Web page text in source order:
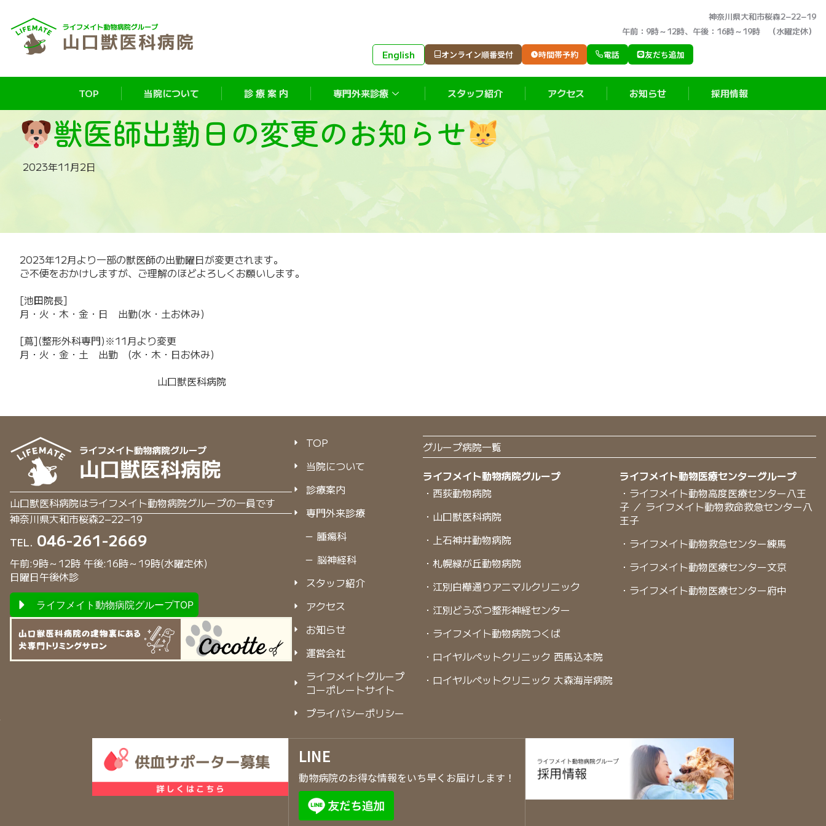
神奈川県大和市桜森2−22−19
午前：9時～12時、午後：16時～19時 （水曜定休）
English オンライン順番受付 時間帯予約 電話 友だち追加
TOP 当院について 診 療 案 内 専門外来診療 スタッフ紹介 アクセス お知らせ 採用情報
獣医師出勤日の変更のお知らせ
2023年11月2日
2023年12月より一部の獣医師の出勤曜日が変更されます。
ご不便をおかけしますが、ご理解のほどよろしくお願いします。
[池田院長]
月・火・木・金・日 出勤(水・土お休み)
[蔦](整形外科専門)※11月より変更
月・火・金・土 出勤 (水・木・日お休み)
山口獣医科病院
山口獣医科病院はライフメイト動物病院グループの一員です
神奈川県大和市桜森2−22−19
TEL. 046-261-2669
午前:9時～12時 午後:16時～19時(水曜定休)
日曜日午後休診
ライフメイト動物病院グループTOP
TOP
当院について
診療案内
専門外来診療
－ 腫瘍科
－ 脳神経科
スタッフ紹介
アクセス
お知らせ
運営会社
ライフメイトグループ
コーポレートサイト
プライバシーポリシー
グループ病院一覧
ライフメイト動物病院グループ
・西荻動物病院
・山口獣医科病院
・上石神井動物病院
・札幌緑が丘動物病院
・江別白樺通りアニマルクリニック
・江別どうぶつ整形神経センター
・ライフメイト動物病院つくば
・ロイヤルペットクリニック 西馬込本院
・ロイヤルペットクリニック 大森海岸病院
ライフメイト動物医療センターグループ
・ライフメイト動物高度医療センター八王
子 ／ ライフメイト動物救命救急センター八
王子
・ライフメイト動物救急センター練馬
・ライフメイト動物医療センター文京
・ライフメイト動物医療センター府中
LINE
動物病院のお得な情報をいち早くお届けします！